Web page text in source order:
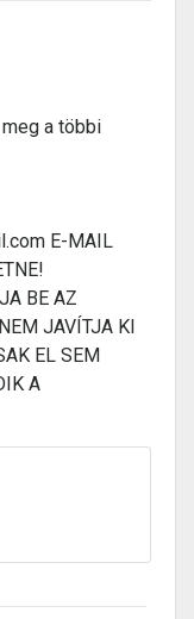
a többi
E-MAIL
BE AZ
JAVÍTJA KI
EL SEM
A